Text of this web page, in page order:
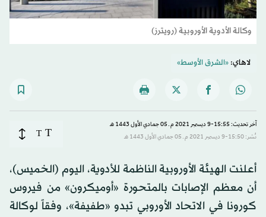
وكالة الأدوية الأوروبية (رويترز)
لاهاي:«الشرق الأوسط»
آخر تحديث: 15:55-9 ديسمبر 2021 م ـ 05 جمادي الأول 1443 هـ
نُشر: 15:50-9 ديسمبر 2021 م ـ 05 جمادي الأول 1443 هـ
T
T
أعلنت الهيئة الأوروبية الناظمة للأدوية، اليوم (الخميس)،
أن معظم الإصابات بالمتحورة «أوميكرون» من فيروس
كورونا في الاتحاد الأوروبي تبدو «طفيفة»، وفقاً لوكالة